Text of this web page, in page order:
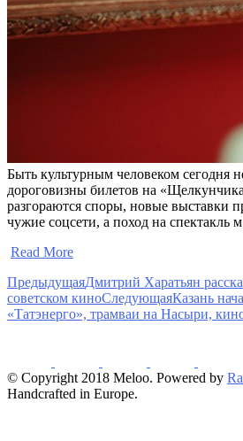
Быть культурным человеком сегодня
дороговизны билетов на
разгораются споры, новые выставки
чужие соцсети, а поход на спектакль м
Read More
ПредыдущаяДмитрий Харатьян
советском киноСледующаяКазань
«Татэнерго», трамваи на Насыри,
© Copyright 2018 Meloo. Powered by
Handcrafted in Europe.